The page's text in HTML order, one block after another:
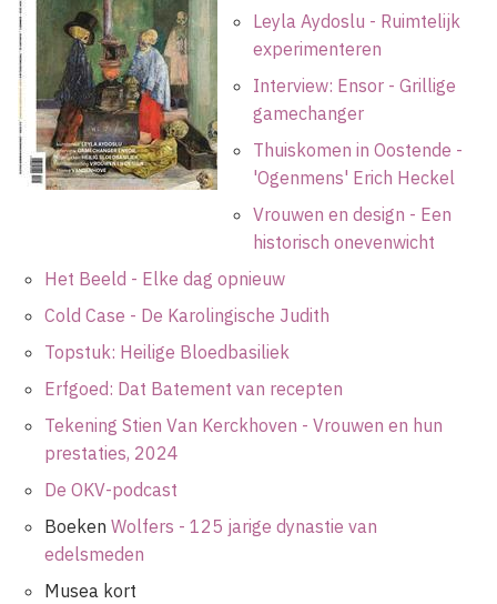
Leyla Aydoslu - Ruimtelijk
experimenteren
Interview: Ensor - Grillige
gamechanger
Thuiskomen in Oostende -
'Ogenmens' Erich Heckel
Vrouwen en design - Een
historisch onevenwicht
Het Beeld - Elke dag opnieuw
Cold Case - De Karolingische Judith
Topstuk: Heilige Bloedbasiliek
Erfgoed: Dat Batement van recepten
Tekening Stien Van Kerckhoven - Vrouwen en hun
prestaties, 2024
De OKV-podcast
Boeken Wolfers - 125 jarige dynastie van
edelsmeden
Musea kort